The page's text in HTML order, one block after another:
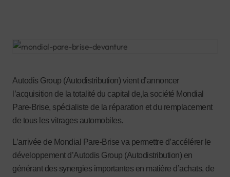
Autodis Group (Autodistribution) vient d’annoncer
l’acquisition de la totalité du capital de,la société Mondial
Pare-Brise, spécialiste de la réparation et du remplacement
de tous les vitrages automobiles.
L’arrivée de Mondial Pare-Brise va permettre d’accélérer le
développement d’Autodis Group (Autodistribution) en
générant des synergies importantes en matière d’achats, de